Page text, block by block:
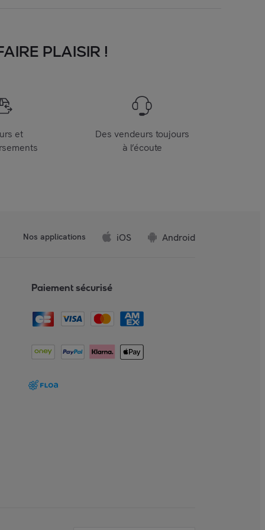
PLAISIR !
et
Des vendeurs toujours
à l’écoute
Nos applications iOS Android
Paiement sécurisé